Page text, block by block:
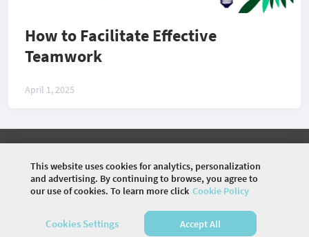
How to Facilitate Effective
Teamwork
April 1, 2025
©2026 COMMUNITY COMPANY. ALL RIGHTS
RESERVED.
HOME EVENTS SPEAKERS ARTICLES
VIDEOS
This website uses cookies for analytics, personalization
and advertising. By continuing to browse, you agree to
our use of cookies. To learn more click Cookie Policy
Cookies Settings Accept All